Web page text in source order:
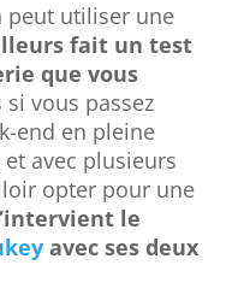
peut utiliser une
fait un test
que vous
si vous passez
end en pleine
avec plusieurs
opter pour une
le
avec ses deux